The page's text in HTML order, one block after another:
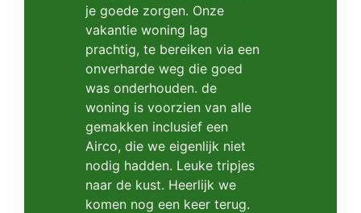
je goede zorgen. Onze
vakantie woning lag
prachtig, te bereiken via een
onverharde weg die goed
was onderhouden. de
woning is voorzien van alle
gemakken inclusief een
Airco, die we eigenlijk niet
nodig hadden. Leuke tripjes
naar de kust. Heerlijk we
komen nog een keer terug.